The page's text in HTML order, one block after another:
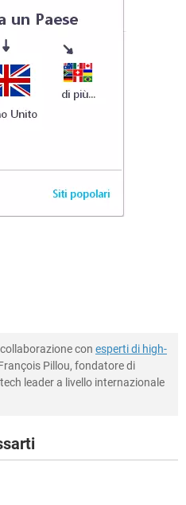
con esperti di high-
Pillou, fondatore di
leader a livello internazionale